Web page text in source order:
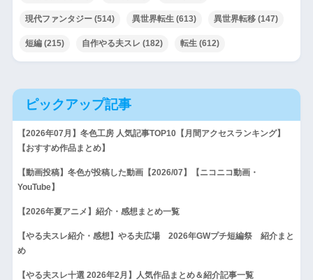
現代ファンタジー(514) 異世界転生(613) 異世界転移(147)
短編(215) 自作やる夫スレ (182) 転生(612)
ピックアップ記事
【2026年07月】冬色工房 人気記事TOP10【月間アクセスランキング】
【おすすめ作品まとめ】
【動画投稿】冬色が投稿した動画【2026/07】【ニコニコ動画・
YouTube】
【2026年夏アニメ】紹介・感想まとめ一覧
【やる夫スレ紹介・感想】やる夫広場 2026年GWプチ短編祭 紹介まと
め
【やる夫スレ十選 2026年2月】人気作品まとめ＆紹介記事一覧